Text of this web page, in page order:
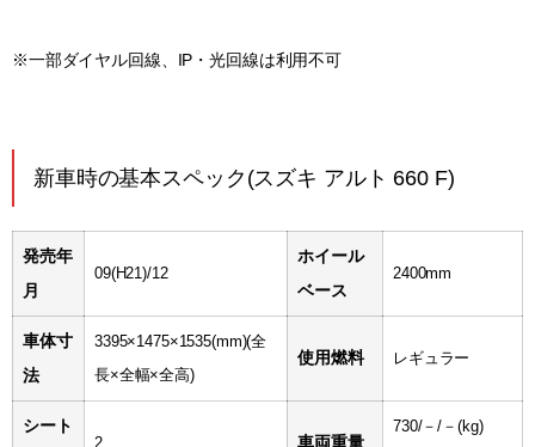
※一部ダイヤル回線、IP・光回線は利用不可
新車時の基本スペック(スズキ アルト 660 F)
発売年
月
09(H21)/12
ホイール
ベース
2400mm
車体寸
法
3395×1475×1535(mm)(全
長×全幅×全高)
使用燃料 レギュラー
シート
2 車両重量
730/－/－(kg)